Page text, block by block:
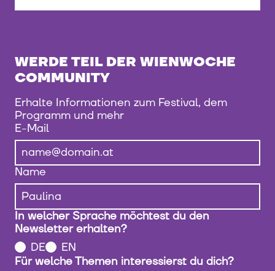
WERDE TEIL DER WIENWOCHE
COMMUNITY
Erhalte Informationen zum Festival, dem
Programm und mehr
E-Mail
Name
In welcher Sprache möchtest du den
Newsletter erhalten?
DE
EN
Für welche Themen interessierst du dich?